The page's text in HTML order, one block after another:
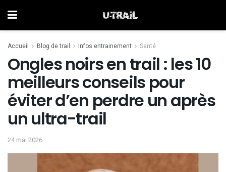
Accueil Blog de trail Infos entrainement Santé
Ongles noirs en trail : les 10
meilleurs conseils pour
éviter d’en perdre un après
un ultra-trail
24 mai 2026